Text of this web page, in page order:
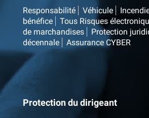
Responsabilité Véhicule
bénéfice
Tous Risques
de marchandises
Protection
décennale
Assurance CYBER
Protection du dirigeant